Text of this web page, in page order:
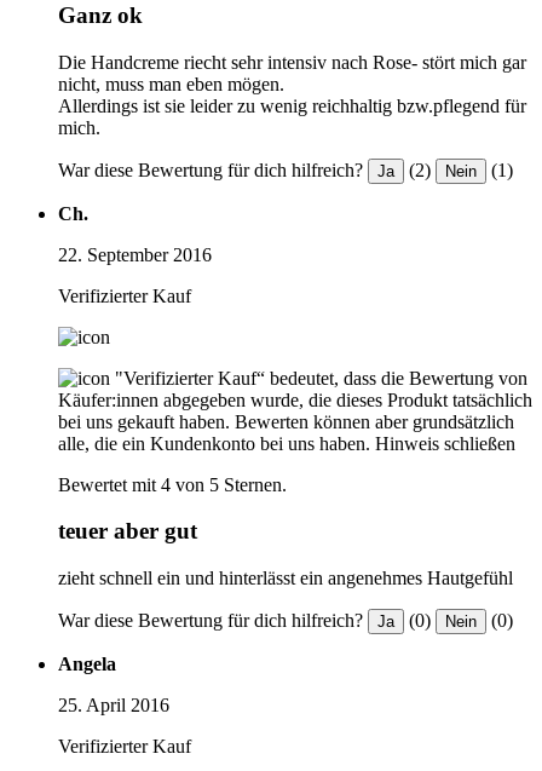
Ganz ok
Die Handcreme riecht sehr intensiv nach Rose- stört mich gar
nicht, muss man eben mögen.
Allerdings ist sie leider zu wenig reichhaltig bzw.pflegend für
mich.
War diese Bewertung für dich hilfreich? Ja (2) Nein (1)
Ch.
22. September 2016
Verifizierter Kauf
"Verifizierter Kauf“ bedeutet, dass die Bewertung von
Käufer:innen abgegeben wurde, die dieses Produkt tatsächlich
bei uns gekauft haben. Bewerten können aber grundsätzlich
alle, die ein Kundenkonto bei uns haben. Hinweis schließen
Bewertet mit 4 von 5 Sternen.
teuer aber gut
zieht schnell ein und hinterlässt ein angenehmes Hautgefühl
War diese Bewertung für dich hilfreich? Ja (0) Nein (0)
Angela
25. April 2016
Verifizierter Kauf